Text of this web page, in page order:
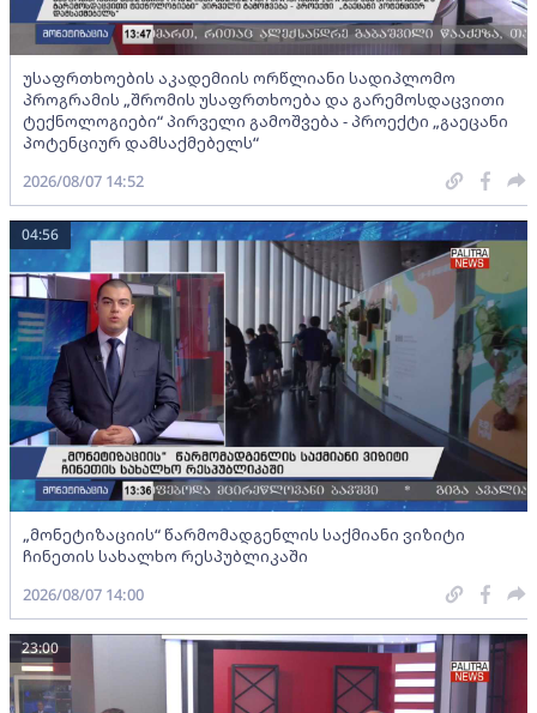
უსაფრთხოების აკადემიის ორწლიანი სადიპლომო
პროგრამის „შრომის უსაფრთხოება და გარემოსდაცვითი
ტექნოლოგიები“ პირველი გამოშვება - პროექტი „გაეცანი
პოტენციურ დამსაქმებელს“
2026/08/07 14:52
„მონეტიზაციის“ წარმომადგენლის საქმიანი ვიზიტი
ჩინეთის სახალხო რესპუბლიკაში
04:56
2026/08/07 14:00
23:00